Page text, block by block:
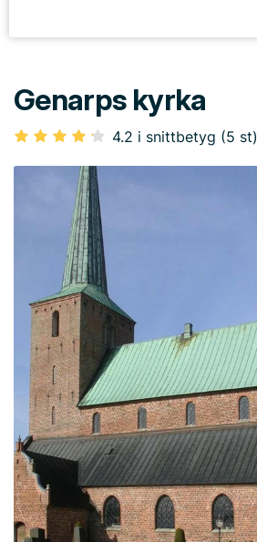
Genarps kyrka
4.2 i snittbetyg (5 st)